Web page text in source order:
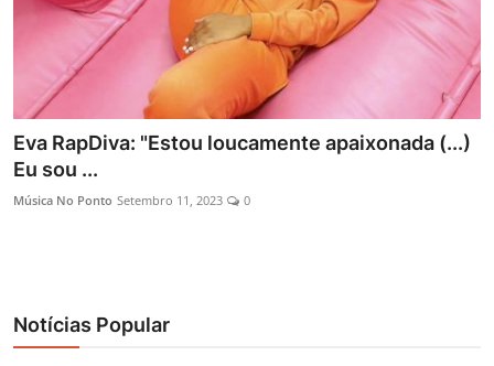
Eva RapDiva: "Estou loucamente apaixonada (...)
Eu sou ...
Música No Ponto Setembro 11, 2023 0
Notícias Popular